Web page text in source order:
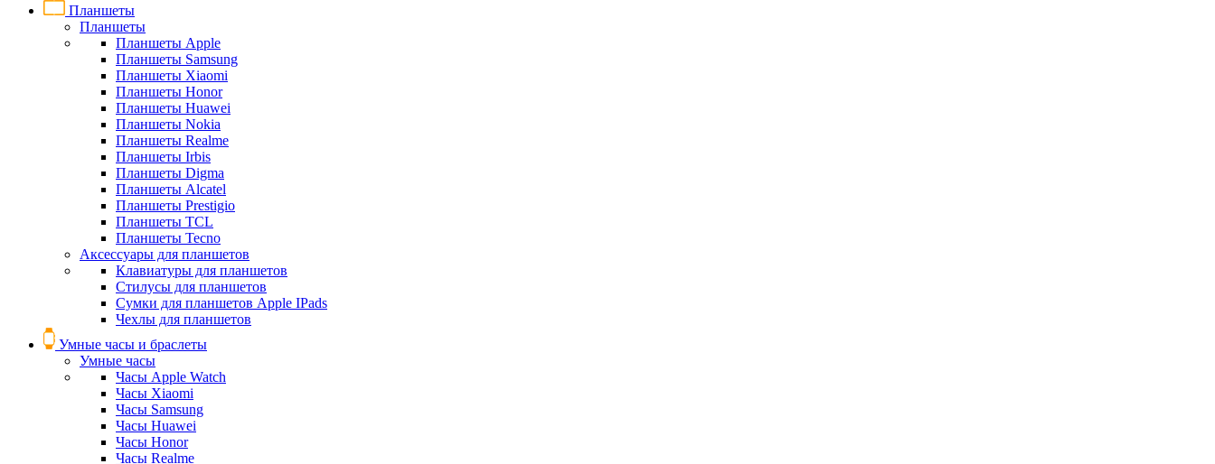
Планшеты
Планшеты
Планшеты Apple
Планшеты Samsung
Планшеты Xiaomi
Планшеты Honor
Планшеты Huawei
Планшеты Nokia
Планшеты Realme
Планшеты Irbis
Планшеты Digma
Планшеты Alcatel
Планшеты Prestigio
Планшеты TCL
Планшеты Tecno
Аксессуары для планшетов
Клавиатуры для планшетов
Стилусы для планшетов
Сумки для планшетов Apple IPads
Чехлы для планшетов
Умные часы и браслеты
Умные часы
Часы Apple Watch
Часы Xiaomi
Часы Samsung
Часы Huawei
Часы Honor
Часы Realme